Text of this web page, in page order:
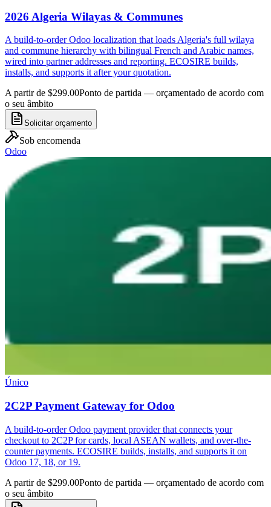
2026 Algeria Wilayas & Communes
A build-to-order Odoo localization that loads Algeria's full wilaya
and commune hierarchy with bilingual French and Arabic names,
wired into partner addresses and reporting. ECOSIRE builds,
installs, and supports it after your quotation.
A partir de $299.00Ponto de partida — orçamentado de acordo com
o seu âmbito
Solicitar orçamento
Sob encomenda
Odoo
Único
2C2P Payment Gateway for Odoo
A build-to-order Odoo payment provider that connects your
checkout to 2C2P for cards, local ASEAN wallets, and over-the-
counter payments. ECOSIRE builds, installs, and supports it on
Odoo 17, 18, or 19.
A partir de $299.00Ponto de partida — orçamentado de acordo com
o seu âmbito